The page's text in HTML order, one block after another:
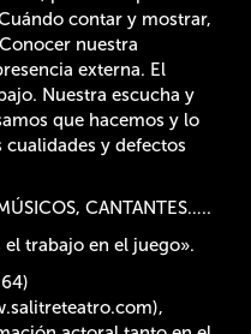
contar y mostrar,
nuestra
externa. El
Nuestra escucha y
que hacemos y lo
cualidades y defectos
CANTANTES…..
trabajo en el juego».